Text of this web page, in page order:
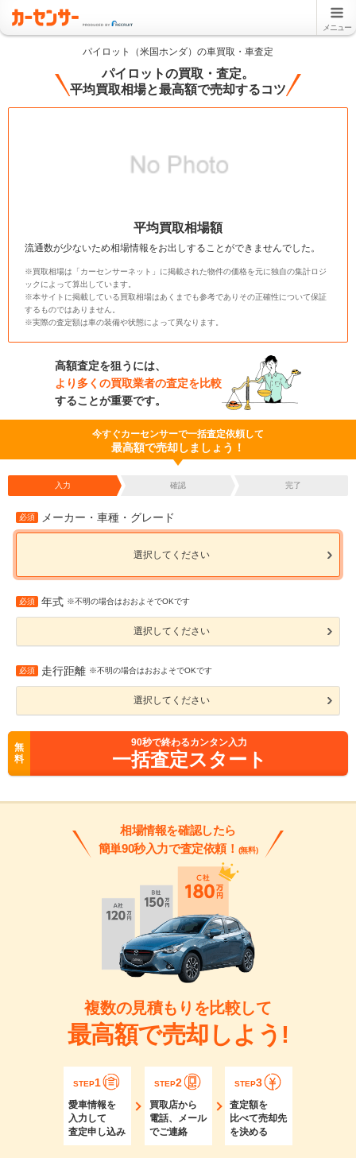
メニュー
パイロット（米国ホンダ）の車買取・車査定
パイロットの買取・査定。
平均買取相場と最高額で売却するコツ
平均買取相場額
流通数が少ないため相場情報をお出しすることができませんでした。
※買取相場は「カーセンサーネット」に掲載された物件の価格を元に独自の集計ロジ
ックによって算出しています。
※本サイトに掲載している買取相場はあくまでも参考でありその正確性について保証
するものではありません。
※実際の査定額は車の装備や状態によって異なります。
高額査定を狙うには、
より多くの買取業者の査定を比較
することが重要です。
今すぐカーセンサーで一括査定依頼して
最高額で売却しましょう！
入力 確認 完了
必須 メーカー・車種・グレード
選択してください
必須 年式 ※不明の場合はおおよそでOKです
選択してください
必須 走行距離 ※不明の場合はおおよそでOKです
選択してください
無
料
90秒で終わるカンタン入力
一括査定スタート
相場情報を確認したら
簡単90秒入力で査定依頼！ (無料)
複数の見積もりを比較して
最高額で売却しよう!
STEP1
愛車情報を
入力して
査定申し込み
STEP2
買取店から
電話、メール
でご連絡
STEP3
査定額を
比べて売却先
を決める